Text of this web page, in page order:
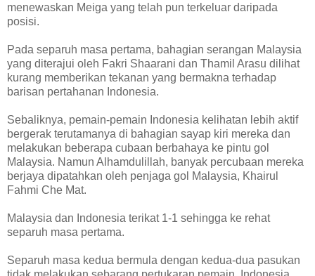
menewaskan Meiga yang telah pun terkeluar daripada
posisi.
Pada separuh masa pertama, bahagian serangan Malaysia
yang diterajui oleh Fakri Shaarani dan Thamil Arasu dilihat
kurang memberikan tekanan yang bermakna terhadap
barisan pertahanan Indonesia.
Sebaliknya, pemain-pemain Indonesia kelihatan lebih aktif
bergerak terutamanya di bahagian sayap kiri mereka dan
melakukan beberapa cubaan berbahaya ke pintu gol
Malaysia. Namun Alhamdulillah, banyak percubaan mereka
berjaya dipatahkan oleh penjaga gol Malaysia, Khairul
Fahmi Che Mat.
Malaysia dan Indonesia terikat 1-1 sehingga ke rehat
separuh masa pertama.
Separuh masa kedua bermula dengan kedua-dua pasukan